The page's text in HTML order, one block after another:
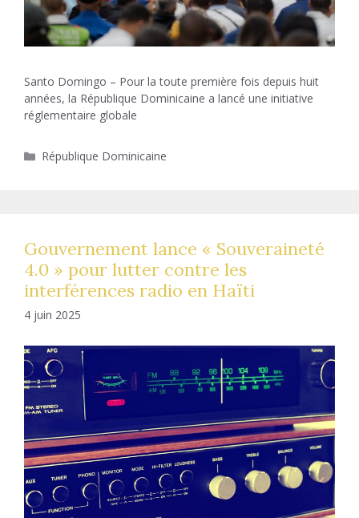
Santo Domingo – Pour la toute première fois depuis huit
années, la République Dominicaine a lancé une initiative
réglementaire globale
Catégories
République Dominicaine
Gouvernement lance « Souveraineté
4.0 » pour lutter contre les
interférences radio en Haïti
4 juin 2025